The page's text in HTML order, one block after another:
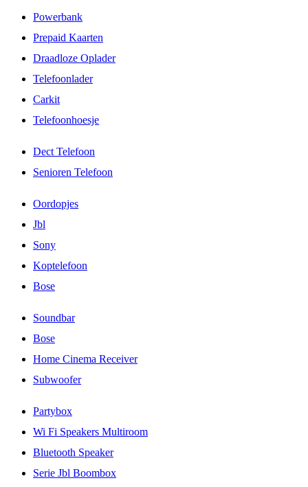
Powerbank
Prepaid Kaarten
Draadloze Oplader
Telefoonlader
Carkit
Telefoonhoesje
Dect Telefoon
Senioren Telefoon
Oordopjes
Jbl
Sony
Koptelefoon
Bose
Soundbar
Bose
Home Cinema Receiver
Subwoofer
Partybox
Wi Fi Speakers Multiroom
Bluetooth Speaker
Serie Jbl Boombox